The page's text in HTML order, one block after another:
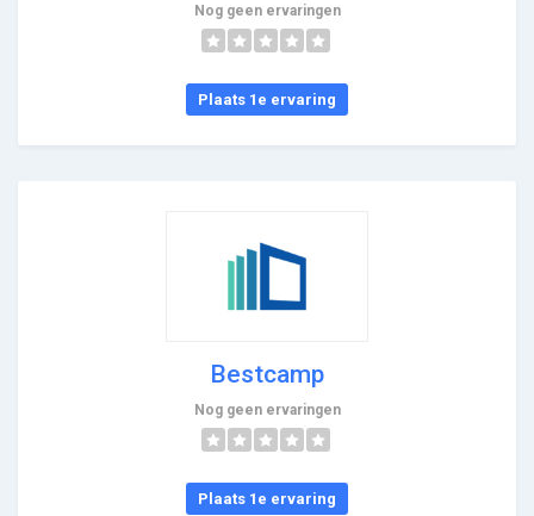
Nog geen ervaringen
Plaats 1e ervaring
Bestcamp
Nog geen ervaringen
Plaats 1e ervaring